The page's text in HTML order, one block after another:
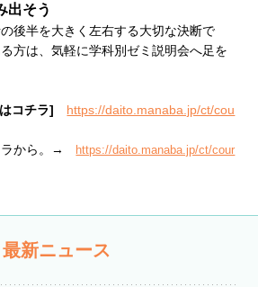
出そう
後半を大きく左右する大切な決断で
方は、気軽に学科別ゼミ説明会へ足を
コチラ]
https://daito.manaba.jp/ct/cou
から。→
https://daito.manaba.jp/ct/cour
最新ニュース